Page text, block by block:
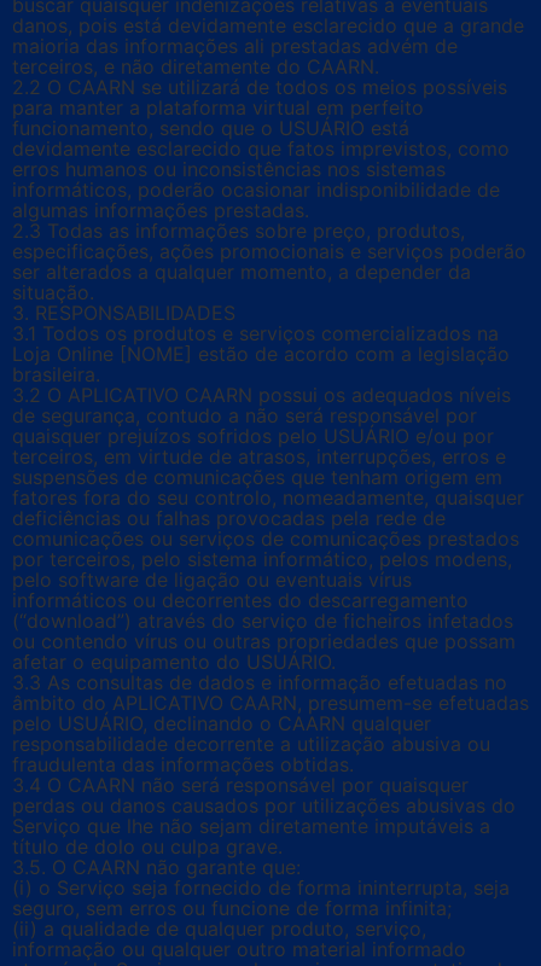
buscar quaisquer indenizações relativas a eventuais
danos, pois está devidamente esclarecido que a grande
maioria das informações ali prestadas advém de
terceiros, e não diretamente do CAARN.
2.2 O CAARN se utilizará de todos os meios possíveis
para manter a plataforma virtual em perfeito
funcionamento, sendo que o USUÁRIO está
devidamente esclarecido que fatos imprevistos, como
erros humanos ou inconsistências nos sistemas
informáticos, poderão ocasionar indisponibilidade de
algumas informações prestadas.
2.3 Todas as informações sobre preço, produtos,
especificações, ações promocionais e serviços poderão
ser alterados a qualquer momento, a depender da
situação.
3. RESPONSABILIDADES
3.1 Todos os produtos e serviços comercializados na
Loja Online [NOME] estão de acordo com a legislação
brasileira.
3.2 O APLICATIVO CAARN possui os adequados níveis
de segurança, contudo a não será responsável por
quaisquer prejuízos sofridos pelo USUÁRIO e/ou por
terceiros, em virtude de atrasos, interrupções, erros e
suspensões de comunicações que tenham origem em
fatores fora do seu controlo, nomeadamente, quaisquer
deficiências ou falhas provocadas pela rede de
comunicações ou serviços de comunicações prestados
por terceiros, pelo sistema informático, pelos modens,
pelo software de ligação ou eventuais vírus
informáticos ou decorrentes do descarregamento
(“download”) através do serviço de ficheiros infetados
ou contendo vírus ou outras propriedades que possam
afetar o equipamento do USUÁRIO.
3.3 As consultas de dados e informação efetuadas no
âmbito do APLICATIVO CAARN, presumem-se efetuadas
pelo USUÁRIO, declinando o CAARN qualquer
responsabilidade decorrente a utilização abusiva ou
fraudulenta das informações obtidas.
3.4 O CAARN não será responsável por quaisquer
perdas ou danos causados por utilizações abusivas do
Serviço que lhe não sejam diretamente imputáveis a
título de dolo ou culpa grave.
3.5. O CAARN não garante que:
(i) o Serviço seja fornecido de forma ininterrupta, seja
seguro, sem erros ou funcione de forma infinita;
(ii) a qualidade de qualquer produto, serviço,
informação ou qualquer outro material informado